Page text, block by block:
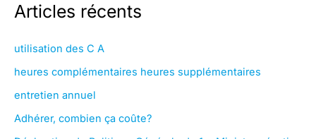
Articles récents
utilisation des C A
heures complémentaires heures supplémentaires
entretien annuel
Adhérer, combien ça coûte?